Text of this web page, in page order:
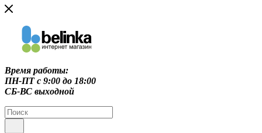
Время работы:
ПН-ПТ c 9:00 до 18:00
СБ-ВС выходной